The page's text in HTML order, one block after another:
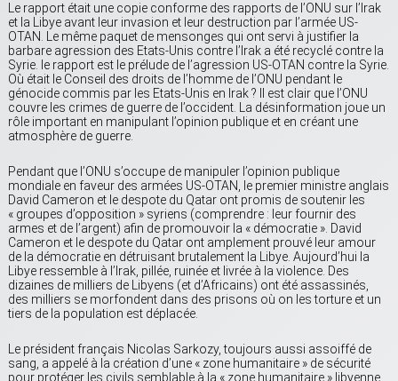
Le rapport était une copie conforme des rapports de l’ONU sur l’Irak
et la Libye avant leur invasion et leur destruction par l’armée US-
OTAN. Le même paquet de mensonges qui ont servi à justifier la
barbare agression des Etats-Unis contre l’Irak a été recyclé contre la
Syrie. le rapport est le prélude de l’agression US-OTAN contre la Syrie.
Où était le Conseil des droits de l’homme de l’ONU pendant le
génocide commis par les Etats-Unis en Irak ? Il est clair que l’ONU
couvre les crimes de guerre de l’occident. La désinformation joue un
rôle important en manipulant l’opinion publique et en créant une
atmosphère de guerre.
Pendant que l’ONU s’occupe de manipuler l’opinion publique
mondiale en faveur des armées US-OTAN, le premier ministre anglais
David Cameron et le despote du Qatar ont promis de soutenir les
« groupes d’opposition » syriens (comprendre : leur fournir des
armes et de l’argent) afin de promouvoir la « démocratie ». David
Cameron et le despote du Qatar ont amplement prouvé leur amour
de la démocratie en détruisant brutalement la Libye. Aujourd’hui la
Libye ressemble à l’Irak, pillée, ruinée et livrée à la violence. Des
dizaines de milliers de Libyens (et d’Africains) ont été assassinés,
des milliers se morfondent dans des prisons où on les torture et un
tiers de la population est déplacée.
Le président français Nicolas Sarkozy, toujours aussi assoiffé de
sang, a appelé à la création d’une « zone humanitaire » de sécurité
pour protéger les civils semblable à la « zone humanitaire » libyenne